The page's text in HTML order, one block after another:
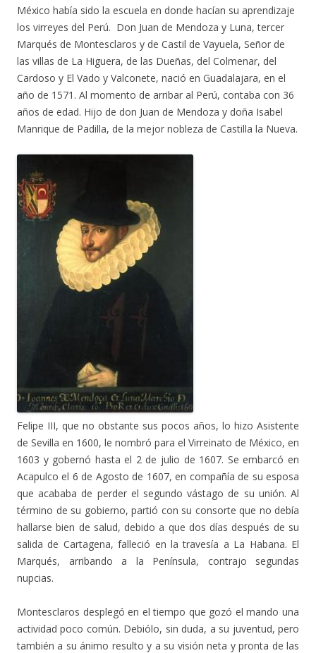
México había sido la escuela en donde hacían su aprendizaje
los virreyes del Perú. Don Juan de Mendoza y Luna, tercer
Marqués de Montesclaros y de Castil de Vayuela, Señor de
las villas de La Higuera, de las Dueñas, del Colmenar, del
Cardoso y El Vado y Valconete, nació en Guadalajara, en el
año de 1571. Al momento de arribar al Perú, contaba con 36
años de edad. Hijo de don Juan de Mendoza y doña Isabel
Manrique de Padilla, de la mejor nobleza de Castilla la Nueva.
Felipe III, que no obstante sus pocos años, lo hizo Asistente
de Sevilla en 1600, le nombró para el Virreinato de México, en
1603 y gobernó hasta el 2 de julio de 1607. Se embarcó en
Acapulco el 6 de Agosto de 1607, en compañía de su esposa
que acababa de perder el segundo vástago de su unión. Al
término de su gobierno, partió con su consorte que no debía
hallarse bien de salud, debido a que dos días después de su
salida de Cartagena, falleció en la travesía a La Habana. El
Marqués, arribando a la Península, contrajo segundas
nupcias.
Montesclaros desplegó en el tiempo que gozó el mando una
actividad poco común. Debiólo, sin duda, a su juventud, pero
también a su ánimo resulto y a su visión neta y pronta de las